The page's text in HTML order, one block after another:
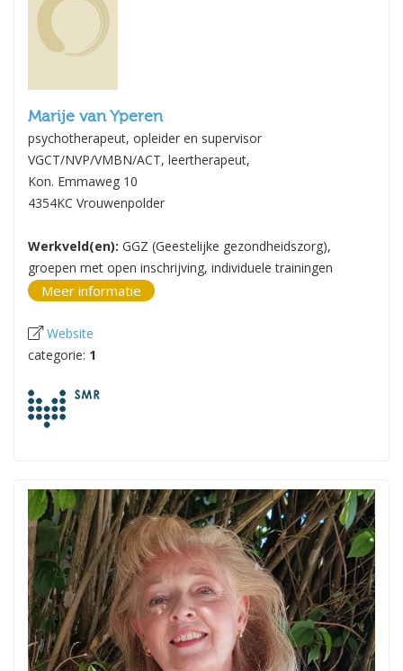
Marije van Yperen
psychotherapeut, opleider en supervisor
VGCT/NVP/VMBN/ACT, leertherapeut,
Kon. Emmaweg 10
4354KC Vrouwenpolder
Werkveld(en): GGZ (Geestelijke gezondheidszorg),
groepen met open inschrijving, individuele trainingen
Meer informatie
Website
categorie: 1